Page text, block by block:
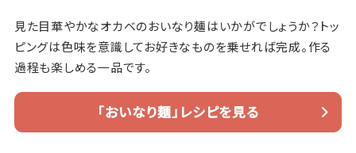
見た目華やかなオカベのおいなり麺はいかがでしょうか？トッ
ピングは色味を意識してお好きなものを乗せれば完成。作る
過程も楽しめる一品です。
「おいなり麺」レシピを見る